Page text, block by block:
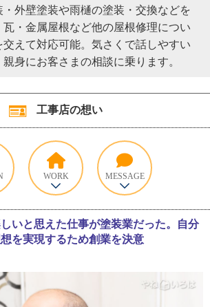
外壁塗装や雨樋の塗装・交換などを
・金属屋根など他の屋根修理につい
えて対応可能。気さくで話しやすい
身にお客さまの相談に乗ります。
工事店の想い
WORK MESSAGE
いと思えた仕事が塗装業だった。自分
を実現するため創業を決意